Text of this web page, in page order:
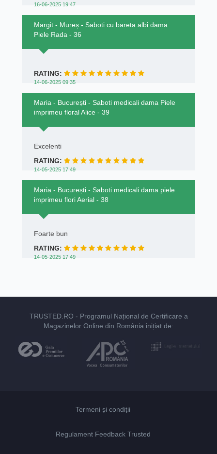
16-06-2025 19:47
Margit - Mureș - Saboti cu bareta albi dama
Piele Rada - 36
RATING:
14-06-2025 09:35
Maria - București - Saboti medicali dama Piele
imprimeu floral Alice - 39
Excelenti
RATING:
14-05-2025 17:49
Maria - București - Saboti medicali dama piele
imprimeu flori Aerial - 38
Foarte bun
RATING:
14-05-2025 17:49
TRUSTED.RO - Programul Național de Certificare a
Magazinelor Online din România inițiat de:
Termeni și condiții
Regulament Feedback Trusted